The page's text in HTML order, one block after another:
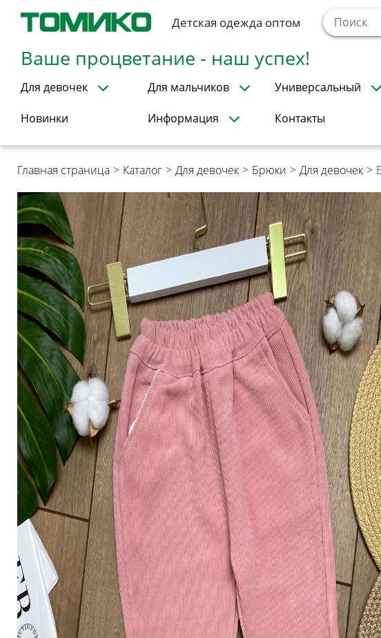
Детская одежда оптом
Ваше процветание - наш успех!
Для девочек Для мальчиков Универсальный
Новинки Информация Контакты
Главная страница > Каталог > Для девочек > Брюки > Для девочек >